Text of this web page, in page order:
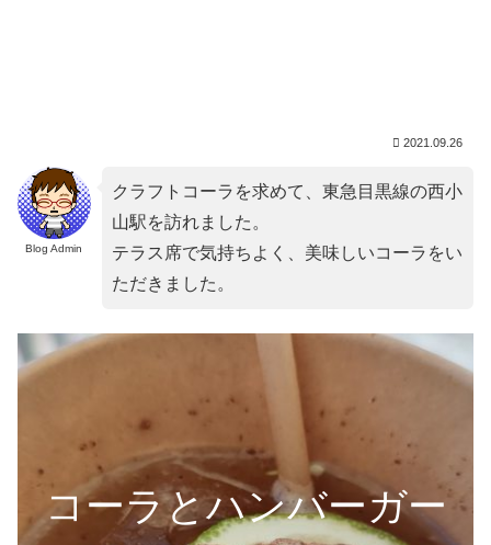
2021.09.26
Blog Admin
クラフトコーラを求めて、東急目黒線の西小
山駅を訪れました。
テラス席で気持ちよく、美味しいコーラをい
ただきました。
コーラとハンバーガー